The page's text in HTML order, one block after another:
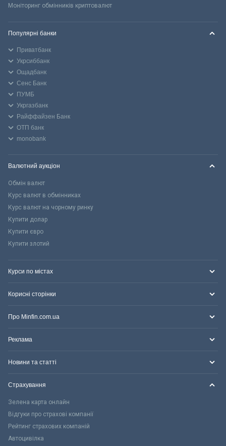
Моніторинг обмінників криптовалют
Популярні банки
Приватбанк
Укрсиббанк
Ощадбанк
Сенс Банк
ПУМБ
Укргазбанк
Райффайзен Банк
ОТП банк
monobank
Валютний аукціон
Обмін валют
Курс валют в обмінниках
Курс валют на чорному ринку
Купити долар
Купити євро
Купити злотий
Курси по містах
Корисні сторінки
Про Minfin.com.ua
Реклама
Новини та статті
Страхування
Зелена карта онлайн
Відгуки про страхові компанії
Рейтинг страхових компаній
Автоцивілка